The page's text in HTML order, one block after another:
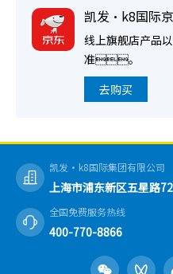
凯发·k8国际
线上旗舰店产品
准。
去购买
凯发·k8国际集团有限公司
上海市浦东新区五星
全国免费服务热线
400-770-8866